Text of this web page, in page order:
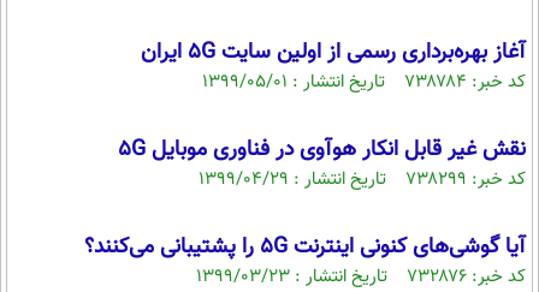
آغاز بهره‌برداری رسمی از اولین سایت 5G ایران
کد خبر: ۷۳۸۷۸۴ تاریخ انتشار : ۱۳۹۹/۰۵/۰۱
نقش غیر قابل انکار هوآوی در فناوری موبایل 5G
کد خبر: ۷۳۸۲۹۹ تاریخ انتشار : ۱۳۹۹/۰۴/۲۹
آیا گوشی‌های کنونی اینترنت 5G را پشتیبانی می‌کنند؟
کد خبر: ۷۳۲۸۷۶ تاریخ انتشار : ۱۳۹۹/۰۳/۲۳